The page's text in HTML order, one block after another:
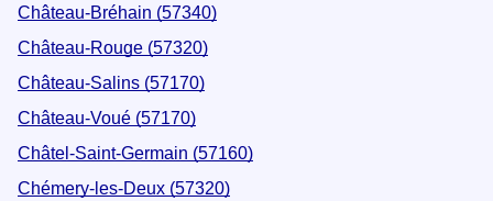
Château-Bréhain (57340)
Château-Rouge (57320)
Château-Salins (57170)
Château-Voué (57170)
Châtel-Saint-Germain (57160)
Chémery-les-Deux (57320)